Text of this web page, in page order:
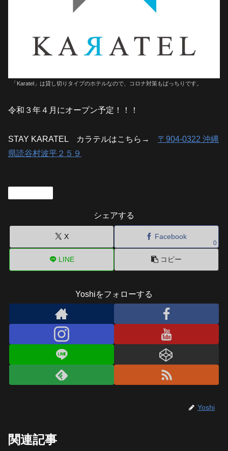
「Karatel」は貸し切りタイプのホテルなので、コロナ対策もばっちりです。
令和３年４月にオープン予定！！！
STAY KARATEL カラテルはこちら→ 〒904-0322 沖縄
県読谷村波平２５９
シェアする
X Facebook
0
LINE コピー
Yoshiをフォローする
Yoshi
関連記事